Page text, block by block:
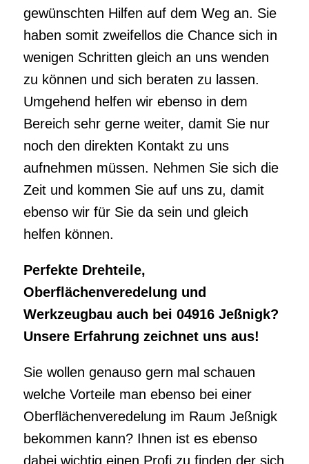
gewünschten Hilfen auf dem Weg an. Sie
haben somit zweifellos die Chance sich in
wenigen Schritten gleich an uns wenden
zu können und sich beraten zu lassen.
Umgehend helfen wir ebenso in dem
Bereich sehr gerne weiter, damit Sie nur
noch den direkten Kontakt zu uns
aufnehmen müssen. Nehmen Sie sich die
Zeit und kommen Sie auf uns zu, damit
ebenso wir für Sie da sein und gleich
helfen können.
Perfekte Drehteile,
Oberflächenveredelung und
Werkzeugbau auch bei 04916 Jeßnigk?
Unsere Erfahrung zeichnet uns aus!
Sie wollen genauso gern mal schauen
welche Vorteile man ebenso bei einer
Oberflächenveredelung im Raum Jeßnigk
bekommen kann? Ihnen ist es ebenso
dabei wichtig einen Profi zu finden der sich